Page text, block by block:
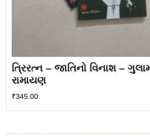
ત્રિરત્ન – જાતિનો વિનાશ –
રામાયણ
₹345.00